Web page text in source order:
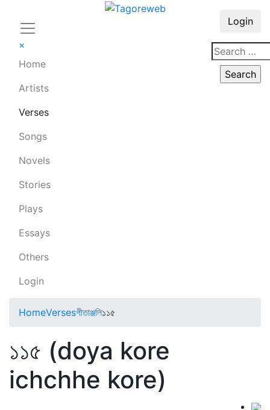
×
Home
Artists
Verses
Songs
Novels
Stories
Plays
Essays
Others
Login
Login
HomeVersesগীতাঞ্জলি১১৫
১১৫ (doya kore
ichchhe kore)